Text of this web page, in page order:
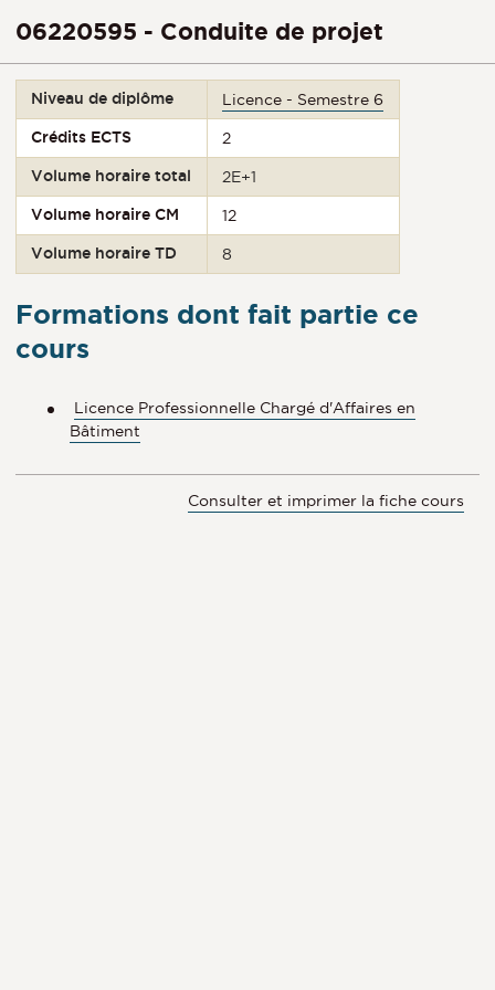
06220595 - Conduite de projet
Niveau de diplôme Licence - Semestre 6
Crédits ECTS 2
Volume horaire total 2E+1
Volume horaire CM 12
Volume horaire TD 8
Formations dont fait partie ce
cours
Licence Professionnelle Chargé d'Affaires en
Bâtiment
Consulter et imprimer la fiche cours